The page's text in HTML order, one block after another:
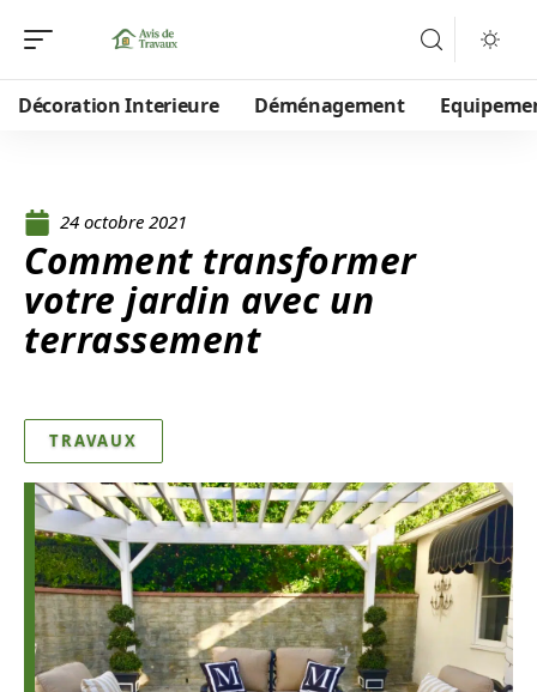
Décoration Interieure Déménagement
24 octobre 2021
Comment transformer
votre jardin avec un
terrassement
TRAVAUX